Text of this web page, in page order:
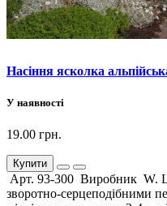
Насіння ясколка
У наявності
19.00 грн.
Купити
Арт. 93-300 Виробник W.
зворотно-серцеподібними